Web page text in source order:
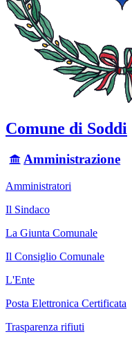
Comune di Soddi
Amministrazione
Amministratori
Il Sindaco
La Giunta Comunale
Il Consiglio Comunale
L'Ente
Posta Elettronica Certificata
Trasparenza rifiuti